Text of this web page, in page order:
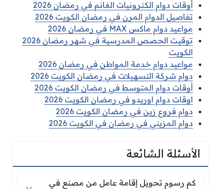
أوقات دوام الكترونيات الغانم في رمضان 2026
تفاصيل الدوام المرن في رمضان الكويت 2026
مواعيد دوام ماكس MAX في رمضان 2026
توقيت الحصص المدرسية في شهر رمضان 2026
الكويت
مواعيد دوام خدمة المواطن في رمضان 2026
دوام شركة التسهيلات في رمضان الكويت 2026
أوقات دوام المتوسط في رمضان الكويت 2026
اوقات دوام اوريدو في رمضان الكويت 2026
دوام فروع زين في رمضان الكويت 2026
دوام المزيني في رمضان في الكويت 2026
الأسئلة الشائعة
كم رسوم تحويل إقامة عامل من مصنع في
كم رسوم تحويل إقامة عامل من مصنع في